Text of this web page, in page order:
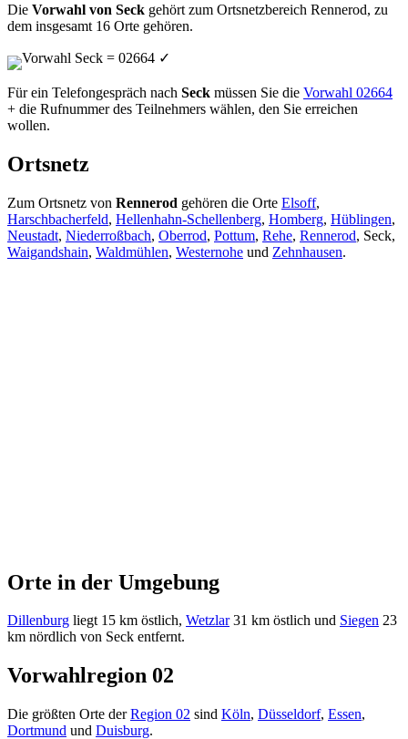
Die Vorwahl von Seck gehört zum Ortsnetzbereich Rennerod, zu
dem insgesamt 16 Orte gehören.
Vorwahl Seck = 02664 ✓
Für ein Telefongespräch nach Seck müssen Sie die Vorwahl 02664
+ die Rufnummer des Teilnehmers wählen, den Sie erreichen
wollen.
Ortsnetz
Zum Ortsnetz von Rennerod gehören die Orte Elsoff,
Harschbacherfeld, Hellenhahn-Schellenberg, Homberg, Hüblingen,
Neustadt, Niederroßbach, Oberrod, Pottum, Rehe, Rennerod, Seck,
Waigandshain, Waldmühlen, Westernohe und Zehnhausen.
Orte in der Umgebung
Dillenburg liegt 15 km östlich, Wetzlar31 km östlich und Siegen 23
km nördlich von Seck entfernt.
Vorwahlregion 02
Die größten Orte derRegion 02 sind Köln, Düsseldorf, Essen,
Dortmund und Duisburg.